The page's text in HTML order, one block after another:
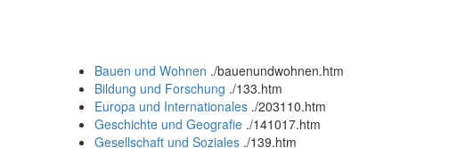
Bauen und Wohnen ./bauenundwohnen.htm
Bildung und Forschung ./133.htm
Europa und Internationales ./203110.htm
Geschichte und Geografie ./141017.htm
Gesellschaft und Soziales ./139.htm